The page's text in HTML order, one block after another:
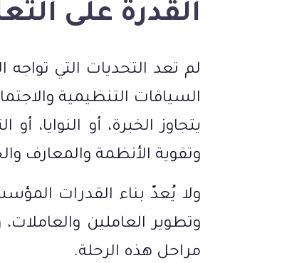
القدرة على
لم تعد التحديات التي تواجه
السياقات التنظيمية
يتجاوز الخبرة، أو النوايا،
وتقوية الأنظمة والمعارف
ولا يُعدّ بناء القدرات
وتطوير العاملين
مراحل هذه الرحلة.